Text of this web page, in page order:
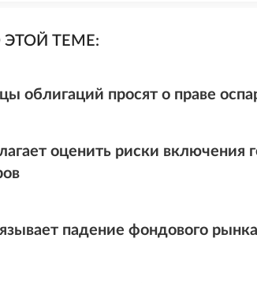
ТЕМЕ:
облигаций просят о праве
оценить риски
падение фондового